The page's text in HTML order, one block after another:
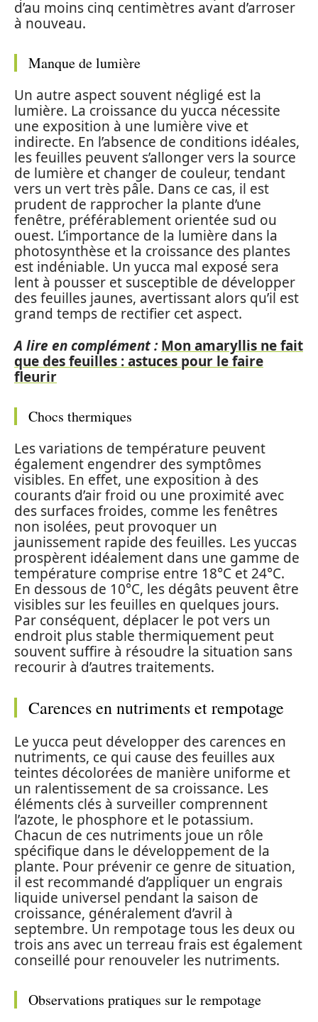
d’au moins cinq centimètres avant d’arroser
à nouveau.
Manque de lumière
Un autre aspect souvent négligé est la
lumière. La croissance du yucca nécessite
une exposition à une lumière vive et
indirecte. En l’absence de conditions idéales,
les feuilles peuvent s’allonger vers la source
de lumière et changer de couleur, tendant
vers un vert très pâle. Dans ce cas, il est
prudent de rapprocher la plante d’une
fenêtre, préférablement orientée sud ou
ouest. L’importance de la lumière dans la
photosynthèse et la croissance des plantes
est indéniable. Un yucca mal exposé sera
lent à pousser et susceptible de développer
des feuilles jaunes, avertissant alors qu’il est
grand temps de rectifier cet aspect.
A lire en complément : Mon amaryllis ne fait
que des feuilles : astuces pour le faire
fleurir
Chocs thermiques
Les variations de température peuvent
également engendrer des symptômes
visibles. En effet, une exposition à des
courants d’air froid ou une proximité avec
des surfaces froides, comme les fenêtres
non isolées, peut provoquer un
jaunissement rapide des feuilles. Les yuccas
prospèrent idéalement dans une gamme de
température comprise entre 18°C et 24°C.
En dessous de 10°C, les dégâts peuvent être
visibles sur les feuilles en quelques jours.
Par conséquent, déplacer le pot vers un
endroit plus stable thermiquement peut
souvent suffire à résoudre la situation sans
recourir à d’autres traitements.
Carences en nutriments et rempotage
Le yucca peut développer des carences en
nutriments, ce qui cause des feuilles aux
teintes décolorées de manière uniforme et
un ralentissement de sa croissance. Les
éléments clés à surveiller comprennent
l’azote, le phosphore et le potassium.
Chacun de ces nutriments joue un rôle
spécifique dans le développement de la
plante. Pour prévenir ce genre de situation,
il est recommandé d’appliquer un engrais
liquide universel pendant la saison de
croissance, généralement d’avril à
septembre. Un rempotage tous les deux ou
trois ans avec un terreau frais est également
conseillé pour renouveler les nutriments.
Observations pratiques sur le rempotage